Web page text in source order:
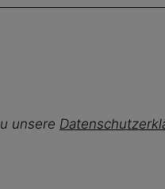
unsere